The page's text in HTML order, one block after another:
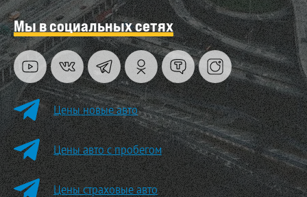
Мы в социальных сетях
Цены новые авто
Цены авто с пробегом
Цены страховые авто